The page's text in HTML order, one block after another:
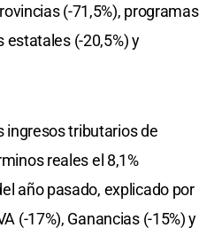
(-71,5%), programas
estatales (-20,5%) y
ingresos tributarios de
reales el 8,1%
año pasado, explicado por
(-17%), Ganancias (-15%) y